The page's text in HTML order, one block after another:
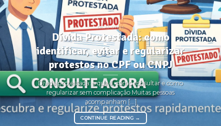
DICAS ÚTEIS
Dívida Protestada: como
identificar, evitar e regularizar
protestos no CPF ou CNPJ
Dívida protestada: o que é, como consultar e como
regularizar sem complicação Muitas pessoas
acompanham [...]
CONTINUE READING →